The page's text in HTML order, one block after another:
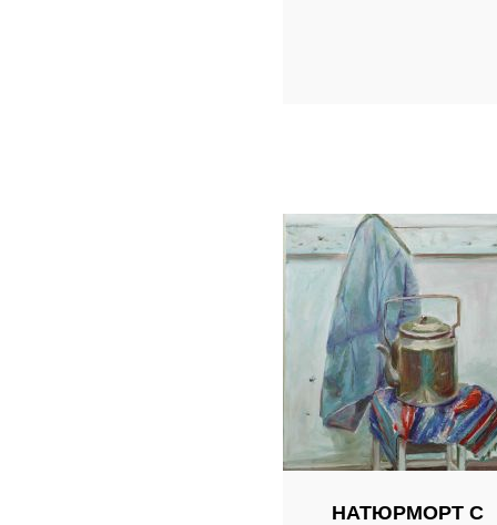
НАТЮРМОРТ С